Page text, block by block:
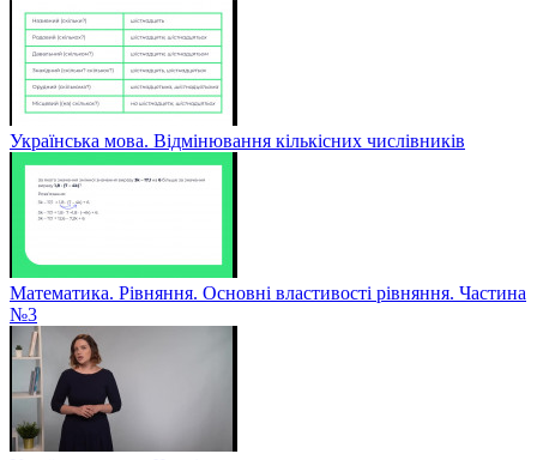
Українська мова. Відмінювання кількісних числівників
Математика. Рівняння. Основні властивості рівняння. Частина
№3